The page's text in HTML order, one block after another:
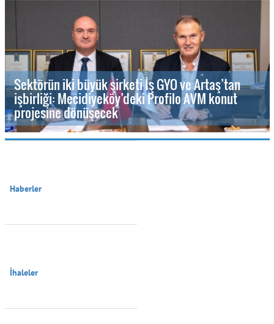
Sektörün iki büyük şirketi İş GYO ve Artaş’tan
işbirliği: Mecidiyeköy’deki Profilo AVM konut
projesine dönüşecek
Haberler
İhaleler